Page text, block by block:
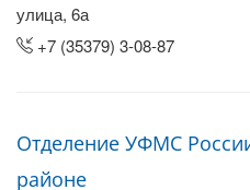
улица, 6а
+7 (35379) 3-08-87
Отделение УФМС
районе